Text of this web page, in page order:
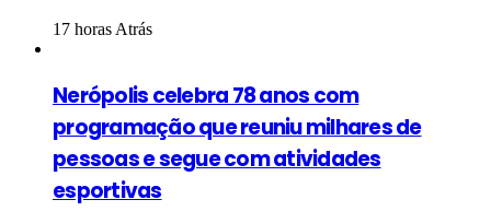
17 horas Atrás
Nerópolis celebra 78 anos com
programação que reuniu milhares de
pessoas e segue com atividades
esportivas